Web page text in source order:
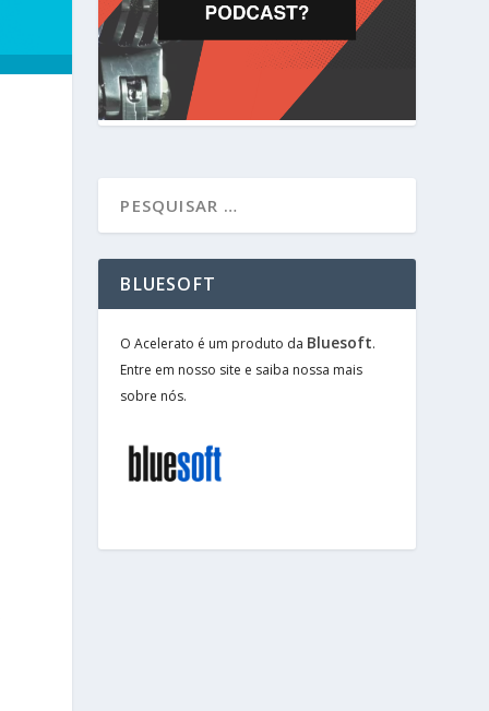
BLUESOFT
O Acelerato é um produto da Bluesoft.
Entre em nosso site e saiba nossa mais
sobre nós.